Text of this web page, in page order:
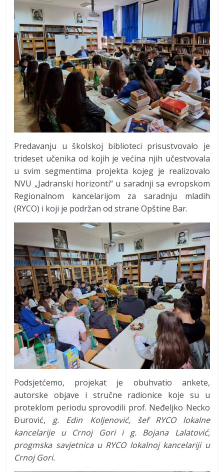
Predavanju u školskoj biblioteci prisustvovalo je
trideset učenika od kojih je većina njih učestvovala
u svim segmentima projekta kojeg je realizovalo
NVU „Jadranski horizonti“ u saradnji sa evropskom
Regionalnom kancelarijom za saradnju mladih
(RYCO) i koji je podržan od strane Opštine Bar.
Podsjetćemo, projekat je obuhvatio ankete,
autorske objave i stručne radionice koje su u
proteklom periodu sprovodili prof. Neđeljko Necko
Đurović, g. Edin Koljenović, šef RYCO lokalne
kancelarije u Crnoj Gori i g. Bojana Lalatović,
progmska savjetnica u RYCO lokalnoj kancelariji u
Crnoj Gori.